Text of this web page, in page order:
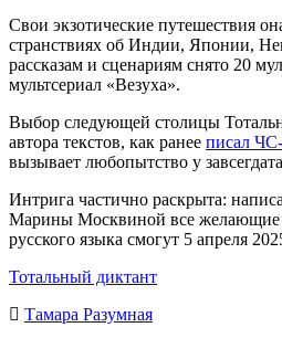
Свои экзотические путешествия
странствиях об Индии, Японии,
рассказам и сценариям снято 20
мультсериал «Везуха».
Выбор следующей столицы
автора текстов, как ранее писал
вызывает любопытство у
Интрига частично раскрыта:
Марины Москвиной все желающие
русского языка смогут 5 апреля
Тотальный диктант
Тамара Разумная